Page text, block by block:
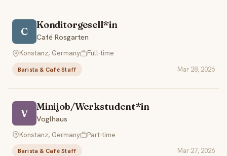
C
Konditorgesell*in
Café Rosgarten
Konstanz, Germany
Full-time
Barista & Café Staff Mar 28, 2026
V
Minijob/Werkstudent*in
Voglhaus
Konstanz, Germany
Part-time
Barista & Café Staff Mar 27, 2026